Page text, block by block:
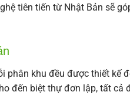
tiên tiến từ Nhật Bản sẽ
phân khu đều được thiết kế
đến biệt thự đơn lập, tất cả